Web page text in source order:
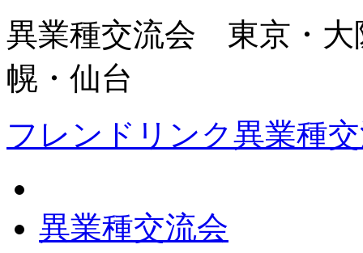
異業種交流会 東京・大
幌・仙台
フレンドリンク異業種
異業種交流会